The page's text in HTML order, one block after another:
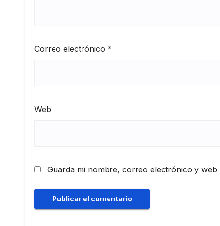
Correo electrónico *
Web
Guarda mi nombre, correo electrónico y